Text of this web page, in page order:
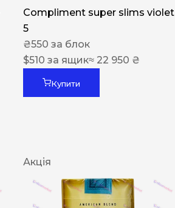
Compliment super slims violet
5
₴550 за блок
$510 за ящик≈ 22 950 ₴
Купити
Акція